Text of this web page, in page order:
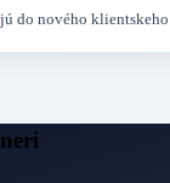
do nového klientskeho